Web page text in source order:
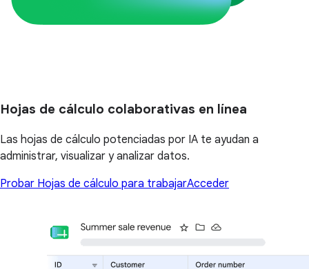
Hojas de cálculo colaborativas en línea
Las hojas de cálculo potenciadas por IA te ayudan a
administrar, visualizar y analizar datos.
Probar Hojas de cálculo para trabajarAcceder